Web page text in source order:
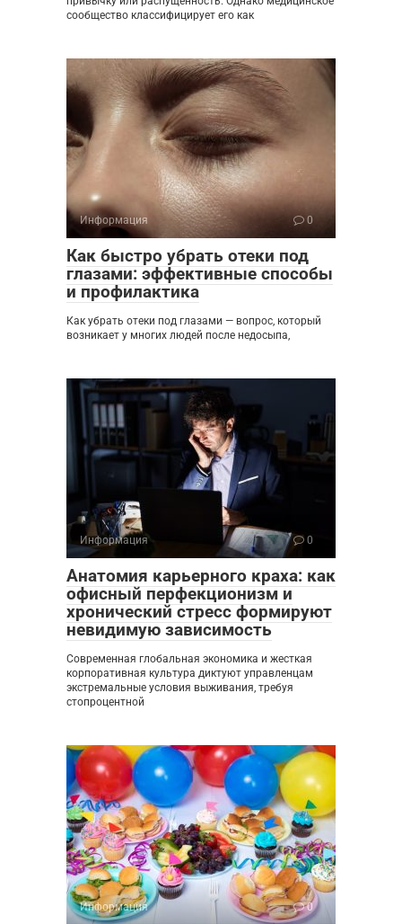
сообщество классифицирует его как
Информация 0
Как быстро убрать отеки под
глазами: эффективные способы
и профилактика
Как убрать отеки под глазами — вопрос, который
возникает у многих людей после недосыпа,
Информация 0
Анатомия карьерного краха: как
офисный перфекционизм и
хронический стресс формируют
невидимую зависимость
Современная глобальная экономика и жесткая
корпоративная культура диктуют управленцам
экстремальные условия выживания, требуя
стопроцентной
Информация 0